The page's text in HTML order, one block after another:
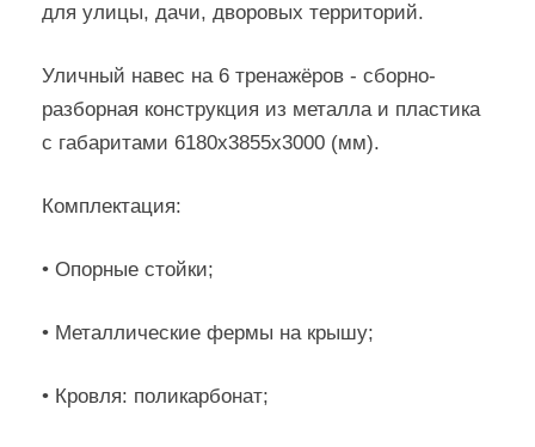
для улицы, дачи, дворовых территорий.
Уличный навес на 6 тренажёров - сборно-
разборная конструкция из металла и пластика
с габаритами 6180х3855х3000 (мм).
Комплектация:
• Опорные стойки;
• Металлические фермы на крышу;
• Кровля: поликарбонат;